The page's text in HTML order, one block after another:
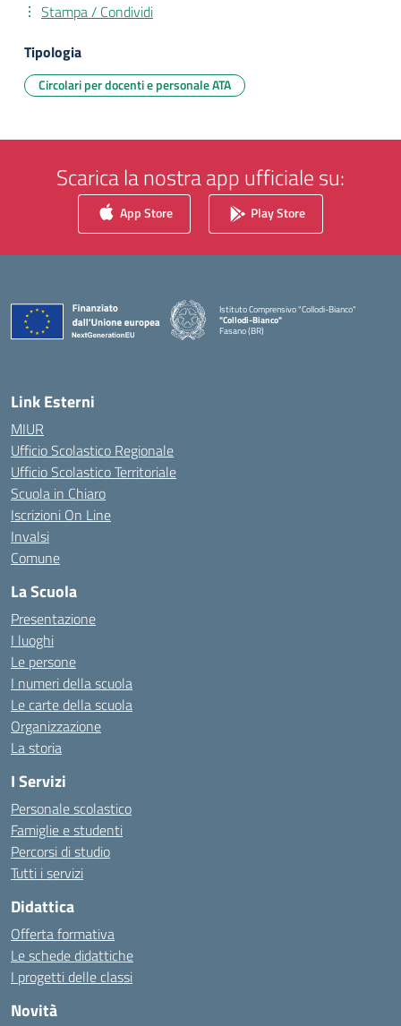
Stampa / Condividi
Tipologia
Circolari per docenti e personale ATA
Scarica la nostra app ufficiale su:
App Store Play Store
Istituto Comprensivo "Collodi-Bianco"
"Collodi-Bianco"
Fasano (BR)
Link Esterni
MIUR
Ufficio Scolastico Regionale
Ufficio Scolastico Territoriale
Scuola in Chiaro
Iscrizioni On Line
Invalsi
Comune
La Scuola
Presentazione
I luoghi
Le persone
I numeri della scuola
Le carte della scuola
Organizzazione
La storia
I Servizi
Personale scolastico
Famiglie e studenti
Percorsi di studio
Tutti i servizi
Didattica
Offerta formativa
Le schede didattiche
I progetti delle classi
Novità